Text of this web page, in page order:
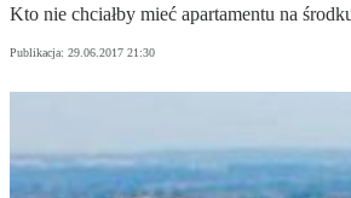
Kto nie chciałby mieć apartamentu na
Publikacja: 29.06.2017 21:30